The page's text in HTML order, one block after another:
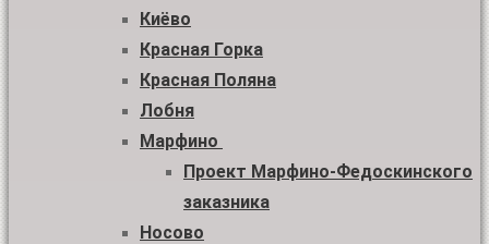
Киёво
Красная Горка
Красная Поляна
Лобня
Марфино
Проект Марфино-Федоскинского
заказника
Носово